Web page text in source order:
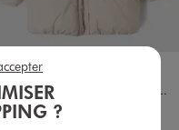
en 2 coloris
mi-longue déperlante à col montant, capuche et doublure polaire fille
44,99 €
?